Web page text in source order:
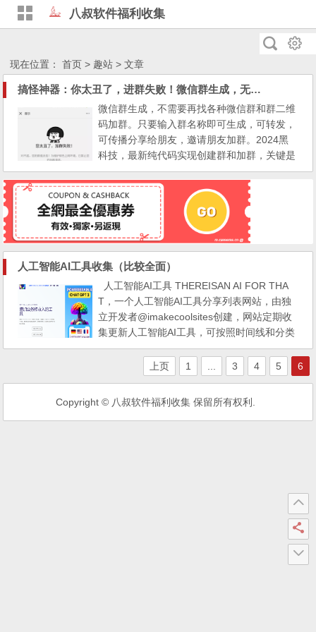
八叔软件福利收集
现在位置：首页 > 趣站 > 文章
搞怪神器：你太丑了，进群失败！微信群生成，无需搜群二维码加群。2024最新代码黑科技加群
微信群生成，不需要再找各种微信群和群二维
码加群。只要输入群名称即可生成，可转发，
可传播分享给朋友，邀请朋友加群。2024黑
科技，最新纯代码实现创建群和加群，关键是
免费！
人工智能AI工具收集（比较全面）
人工智能AI工具 THEREISAN AI FOR THA
T，一个人工智能AI工具分享列表网站，由独
立开发者@imakecoolsites创建，网站定期收
集更新人工智能AI工具，可按照时间线和分类
查看，作者从2015到现在坚持不断收集分
享，非常不错。 人工智能AI工具分享
列表网站 地址：https://theresanaiforthat.co
上页 1 ... 3 4 5 6
Copyright © 八叔软件福利收集 保留所有权利.